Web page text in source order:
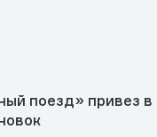
поезд» привез в